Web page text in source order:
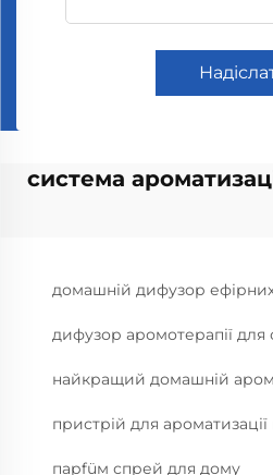
система
домашній дифузор
дифузор аромотерапії для
найкращий домашній
пристрій для
парfüм спрей для дому